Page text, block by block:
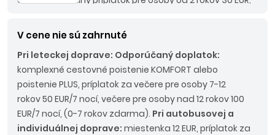
osoby od 2 rokov 15 EUR/osoba/pobyt.
EUR/os.
V cene nie sú zahrnuté
Pri leteckej doprave: Odporúčaný doplatok:
komplexné cestovné poistenie KOMFORT alebo
poistenie PLUS, príplatok za večere pre osoby 7-12
rokov 50 EUR/7 nocí, večere pre osoby nad 12 rokov 100
EUR/7 nocí, (0-7 rokov zdarma). Pri autobusovej a
individuálnej doprave: miestenka 12 EUR, príplatok za